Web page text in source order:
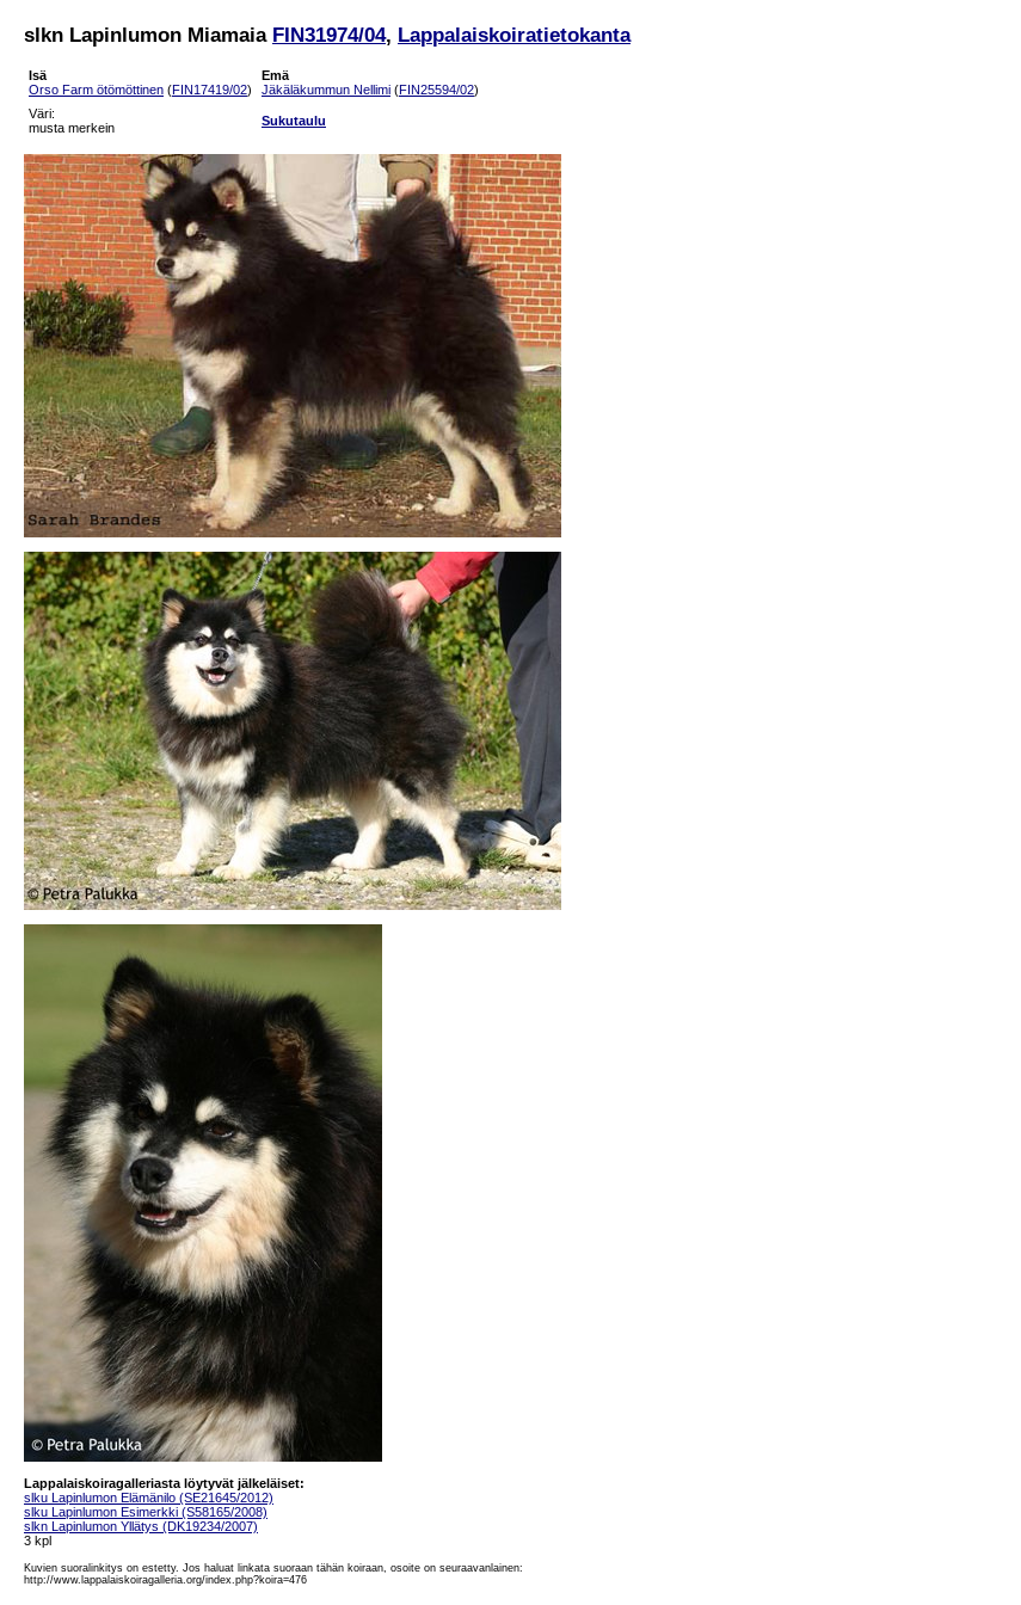
slkn Lapinlumon Miamaia FIN31974/04, Lappalaiskoiratietokanta
Isä
Orso Farm ötömöttinen (FIN17419/02)
Emä
Jäkäläkummun Nellimi (FIN25594/02)
Väri:
musta merkein
Sukutaulu
Lappalaiskoiragalleriasta löytyvät jälkeläiset:
slku Lapinlumon Elämänilo (SE21645/2012)
slku Lapinlumon Esimerkki (S58165/2008)
slkn Lapinlumon Yllätys (DK19234/2007)
3 kpl
Kuvien suoralinkitys on estetty. Jos haluat linkata suoraan tähän koiraan, osoite on seuraavanlainen:
http://www.lappalaiskoiragalleria.org/index.php?koira=476